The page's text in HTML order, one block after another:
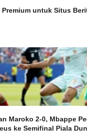
Premium untuk Situs
Maroko 2-0, Mbappe
ke Semifinal Piala